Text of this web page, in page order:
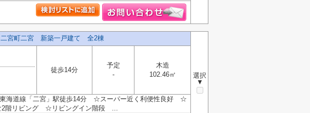
二宮町二宮 新築一戸建て 全2棟
選択
▼
徒歩14分
予定
-
木造
102.46㎡
海道線「二宮」駅徒歩14分 ☆スーパー近く利便性良好 ☆
階リビング ☆リビングイン階段 ...